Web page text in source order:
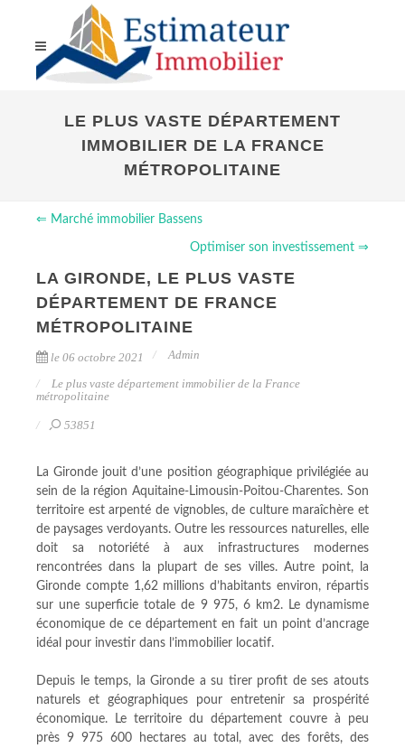
LE PLUS VASTE DÉPARTEMENT
IMMOBILIER DE LA FRANCE
MÉTROPOLITAINE
⇐ Marché immobilier Bassens
Optimiser son investissement ⇒
LA GIRONDE, LE PLUS VASTE
DÉPARTEMENT DE FRANCE
MÉTROPOLITAINE
le 06 octobre 2021 Admin
Le plus vaste département immobilier de la France
métropolitaine
53851
La Gironde jouit d’une position géographique privilégiée au
sein de la région Aquitaine-Limousin-Poitou-Charentes. Son
territoire est arpenté de vignobles, de culture maraîchère et
de paysages verdoyants. Outre les ressources naturelles, elle
doit sa notoriété à aux infrastructures modernes
rencontrées dans la plupart de ses villes. Autre point, la
Gironde compte 1,62 millions d’habitants environ, répartis
sur une superficie totale de 9 975, 6 km2. Le dynamisme
économique de ce département en fait un point d’ancrage
idéal pour investir dans l’immobilier locatif.
Depuis le temps, la Gironde a su tirer profit de ses atouts
naturels et géographiques pour entretenir sa prospérité
économique. Le territoire du département couvre à peu
près 9 975 600 hectares au total, avec des forêts, des